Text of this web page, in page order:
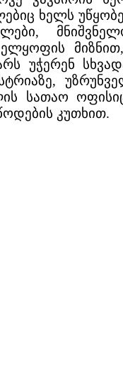
ხელს
უჭერენ
სათაო
კუთხით.